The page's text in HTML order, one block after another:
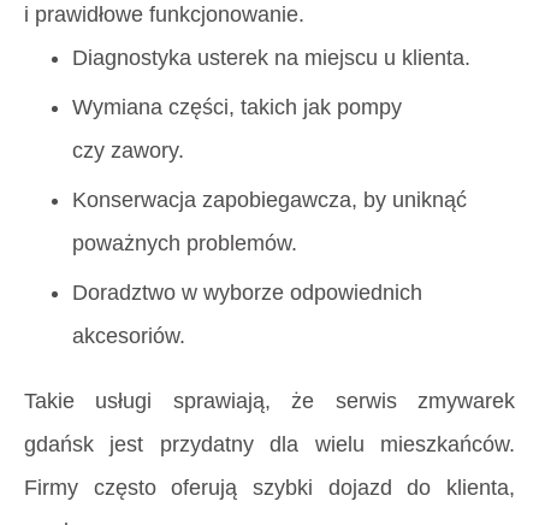
i prawidłowe funkcjonowanie.
Diagnostyka usterek na miejscu u klienta.
Wymiana części, takich jak pompy
czy zawory.
Konserwacja zapobiegawcza, by uniknąć
poważnych problemów.
Doradztwo w wyborze odpowiednich
akcesoriów.
Takie usługi sprawiają, że serwis zmywarek
gdańsk jest przydatny dla wielu mieszkańców.
Firmy często oferują szybki dojazd do klienta,